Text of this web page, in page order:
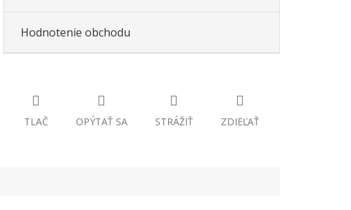
Hodnotenie obchodu
TLAČ OPÝTAŤ SA STRÁŽIŤ ZDIEĽAŤ